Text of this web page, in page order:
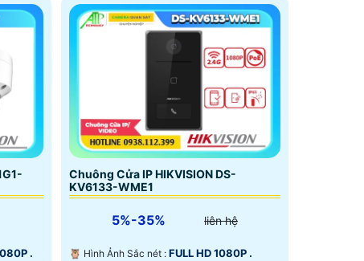
.
Chuông Cửa IP HIKVISION DS-
KV6133-WME1
5%-35% liên hệ
🦉 Hình Ảnh Sắc nét : FULL HD 1080P .